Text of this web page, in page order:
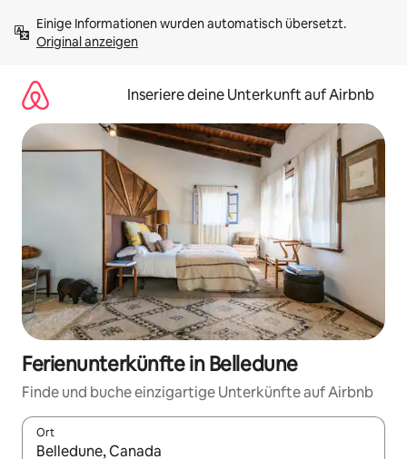
Inhalten
springenOriginal anzeigen
Inseriere deine Unterkunft auf Airbnb
Ferienunterkünfte in Belledune
Finde und buche einzigartige Unterkünfte auf Airbnb
Ort
Wenn Ergebnisse verfügbar sind, navigiere mit den